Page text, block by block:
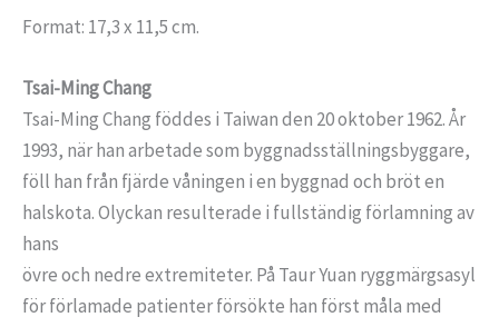
Format: 17,3 x 11,5 cm.
Tsai-Ming Chang
Tsai-Ming Chang föddes i Taiwan den 20 oktober 1962. År
1993, när han arbetade som byggnadsställningsbyggare,
föll han från fjärde våningen i en byggnad och bröt en
halskota. Olyckan resulterade i fullständig förlamning av
hans
övre och nedre extremiteter. På Taur Yuan ryggmärgsasyl
för förlamade patienter försökte han först måla med